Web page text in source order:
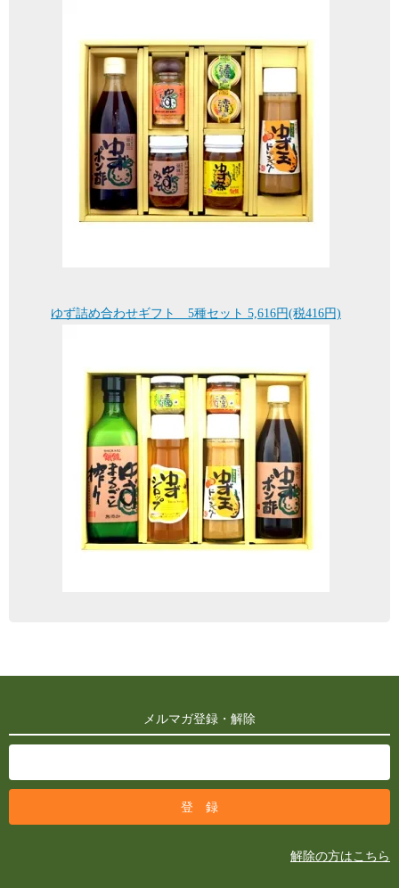
ゆず詰め合わせギフト 5種セット 5,616円(税416円)
メルマガ登録・解除
解除の方はこちら